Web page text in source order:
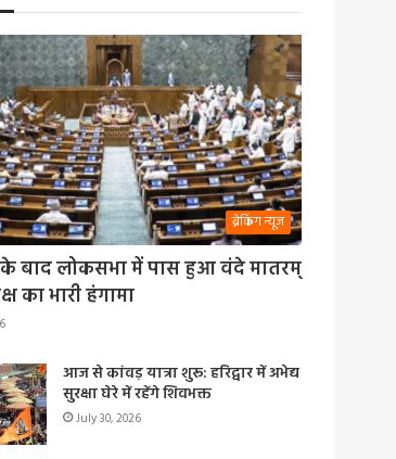
ब्रेकिंग न्यूज़
के बाद लोकसभा में पास हुआ वंदे मातरम्
का भारी हंगामा
आज से कांवड़ यात्रा शुरू: हरिद्वार में अभेद्य
सुरक्षा घेरे में रहेंगे शिवभक्त
July 30, 2026